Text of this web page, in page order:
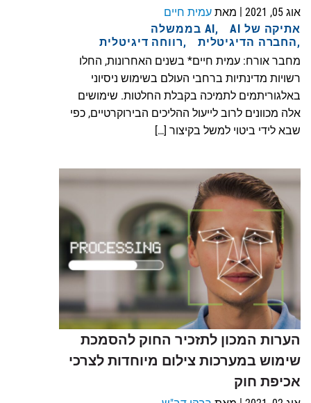
אוג 05, 2021 | מאת עמית חיים
אתיקה של AI
AI בממשלה
החברה הדיגיטלית
רווחה דיגיטלית
מחבר אורח: עמית חיים* בשנים האחרונות, החלו
רשויות מדינתיות ברחבי העולם בשימוש ניסיוני
באלגוריתמים לתמיכה בקבלת החלטות. שימושים
אלה מכוונים לרוב לייעול ההליכים הבירוקרטיים, כפי
שבא לידי ביטוי למשל בקיצור […]
הערות המכון לתזכיר החוק להסמכת
שימוש במערכות צילום מיוחדות לצרכי
אכיפת חוק